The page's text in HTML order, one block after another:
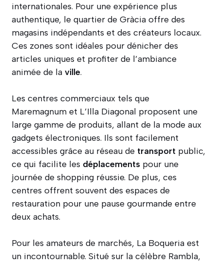
internationales. Pour une expérience plus
authentique, le quartier de Gràcia offre des
magasins indépendants et des créateurs locaux.
Ces zones sont idéales pour dénicher des
articles uniques et profiter de l’ambiance
animée de la ville.
Les centres commerciaux tels que
Maremagnum et L’Illa Diagonal proposent une
large gamme de produits, allant de la mode aux
gadgets électroniques. Ils sont facilement
accessibles grâce au réseau de transport public,
ce qui facilite les déplacements pour une
journée de shopping réussie. De plus, ces
centres offrent souvent des espaces de
restauration pour une pause gourmande entre
deux achats.
Pour les amateurs de marchés, La Boqueria est
un incontournable. Situé sur la célèbre Rambla,